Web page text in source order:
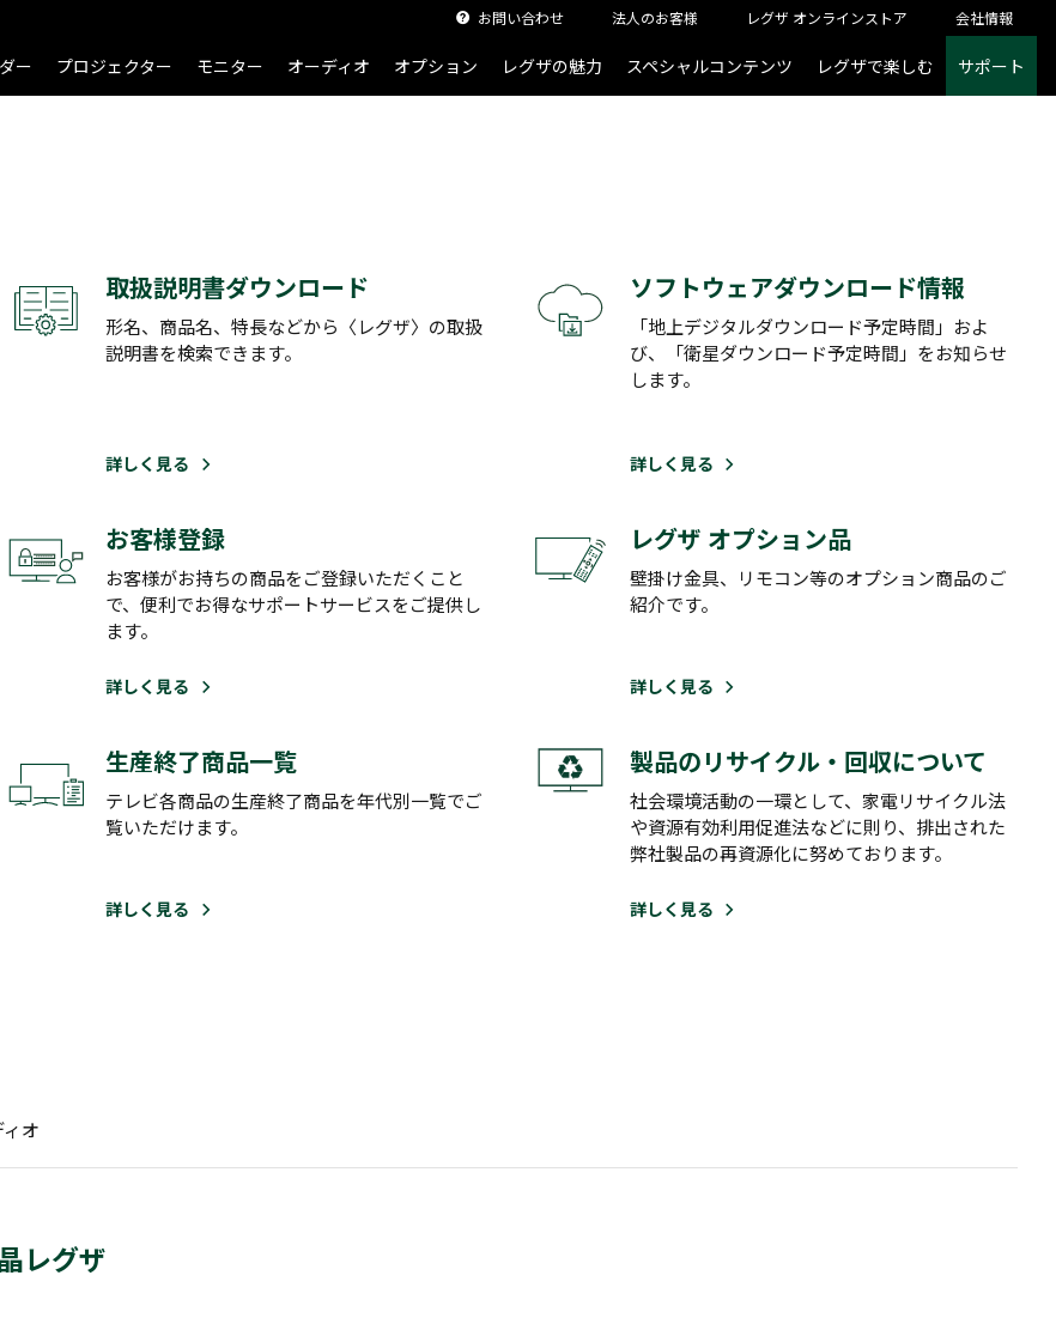
お問い合わせ 法人のお客様 レグザ オンラインストア 会社情報
ー プロジェクター モニター オーディオ オプション レグザの魅力 スペシャルコンテンツ レグザで楽しむ サポート
取扱説明書ダウンロード
形名、商品名、特長などから〈レグザ〉の取扱
説明書を検索できます。
詳しく見る
ソフトウェアダウンロード情報
「地上デジタルダウンロード予定時間」およ
び、「衛星ダウンロード予定時間」をお知らせ
します。
詳しく見る
お客様登録
お客様がお持ちの商品をご登録いただくこと
で、便利でお得なサポートサービスをご提供し
ます。
詳しく見る
レグザ オプション品
壁掛け金具、リモコン等のオプション商品のご
紹介です。
詳しく見る
生産終了商品一覧
テレビ各商品の生産終了商品を年代別一覧でご
覧いただけます。
詳しく見る
製品のリサイクル・回収について
社会環境活動の一環として、家電リサイクル法
や資源有効利用促進法などに則り、排出された
弊社製品の再資源化に努めております。
詳しく見る
オ
レグザ